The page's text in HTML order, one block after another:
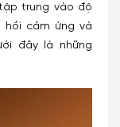
trung vào độ
hồi cảm ứng và
đây là những